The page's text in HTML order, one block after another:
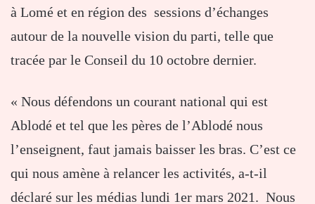
à Lomé et en région des sessions d’échanges
autour de la nouvelle vision du parti, telle que
tracée par le Conseil du 10 octobre dernier.
« Nous défendons un courant national qui est
Ablodé et tel que les pères de l’Ablodé nous
l’enseignent, faut jamais baisser les bras. C’est ce
qui nous amène à relancer les activités, a-t-il
déclaré sur les médias lundi 1er mars 2021. Nous